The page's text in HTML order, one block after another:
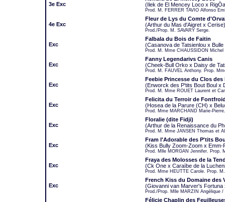
3e Exc
(Ilek de El Mencey Loco x
Prod. M. FERRER TAVIO Alfonso
4e Exc
Fleur de Lys du Comte
(Arthur du Mas d'Aigret x Cerise)
Prod./Prop. M. SAVARY Serge.
Exc
Falbala du Bois de Faitin
(Casanova de Tatsienlou x
Prod. M. Mme CHAUSSIDON
Exc
Fanny Legendarivs Canis
(Cheek-Bull Orko x Daisy de
Prod. M. FAUVEL Anthony. Prop.
Exc
Feebie Princesse du Clos des
(Enworck des P'tits Bout Boul x
Prod. M. Mme ROUET Laurent et
Exc
Felicita du Terroir de
(Hosea de la Parure (CH) x
Prod. Mme MARCHAND Marie-
Exc
Floralie (dite Fidji)
(Arthur de la Renaissance du
Prod. M. Mme JANSEN Thomas et
Exc
Fram l'Adorable des P'tits
(Kiss Bully Zoom-Zoom x
Prod. Mlle MORGAN Jennifer. Prop.
Exc
Fraya des Molosses de la
(Ck One x Caraïbe de la
Prod. Mme HEUTTE Carole. Prop.
Exc
French Kiss du Domaine des
(Giovanni van Marver's Fortuna
Prod./Prop. Mlle MARZIN Angélique
Félicie Chaplin des